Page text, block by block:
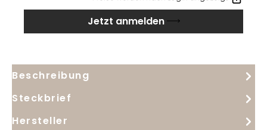
Die Verbindung aus Frucht, Würze und
Sherryfassprägung sorgt für Tiefe und Ausdruck. Im
langen Nachhall treten Noten von Früchtekompott
charaktervoller Blended Malt, der die traditionelle
Speyside-Stilistik und die Handschrift von Morrison
Scotch Whisky Distillers eindrucksvoll widerspiegelt.
Jetzt anmelden
Beschreibung
Steckbrief
Hersteller